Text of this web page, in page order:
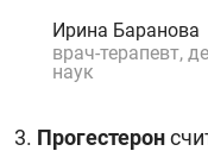
Ирина Баранова
врач-терапевт,
наук
3. Прогестерон